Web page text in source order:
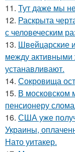
11. Тут даже мы
12. Раскрыта
с человеческим
13. Швейцарские
между
устанавливают.
14. Сокровища
15. В московском
пенсионеру
16. США уже
Украины,
Нато уитакер.